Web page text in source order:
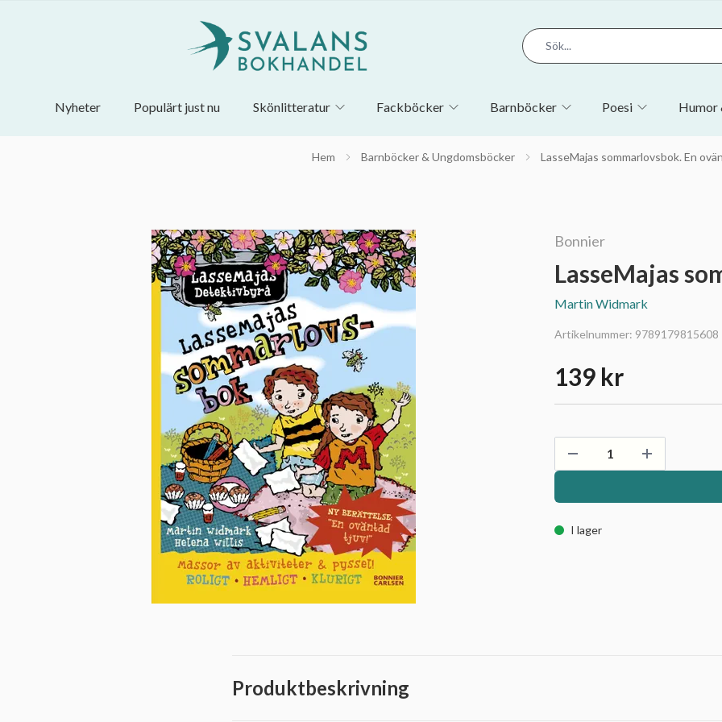
Nyheter Populärt just nu Skönlitteratur Fackböcker Barnböcker Poesi Humor
Hem Barnböcker & Ungdomsböcker LasseMajas sommarlovsbok. En
Bonnier
LasseMajas
Martin Widmark
Artikelnummer: 9789179815608
139 kr
I lager
Produktbeskrivning